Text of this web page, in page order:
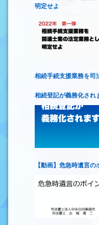
明定せよ
相続手続支援業務を司
相続登記が義務化され
【動画】危急時遺言の